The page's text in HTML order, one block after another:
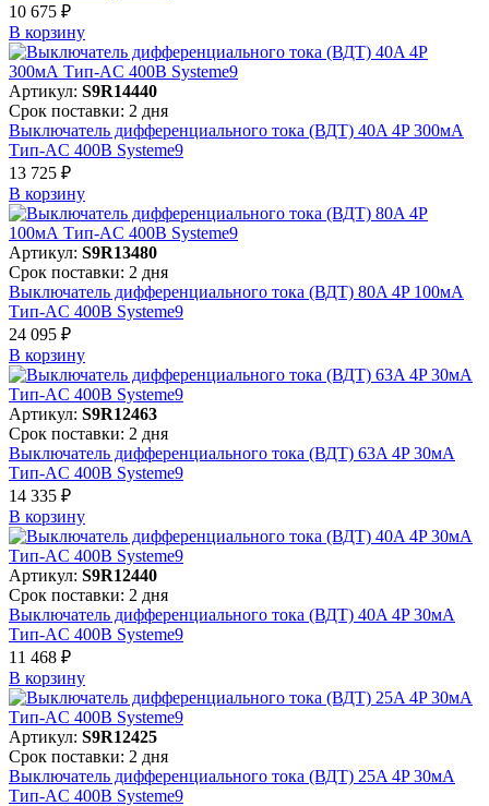
10 675 ₽
В корзинy
Артикул: S9R14440
Срок поставки: 2 дня
Выключатель дифференциального тока (ВДТ) 40A 4P 300мА
Тип-AC 400В Systeme9
13 725 ₽
В корзинy
Артикул: S9R13480
Срок поставки: 2 дня
Выключатель дифференциального тока (ВДТ) 80A 4P 100мА
Тип-AC 400В Systeme9
24 095 ₽
В корзинy
Артикул: S9R12463
Срок поставки: 2 дня
Выключатель дифференциального тока (ВДТ) 63A 4P 30мА
Тип-AC 400В Systeme9
14 335 ₽
В корзинy
Артикул: S9R12440
Срок поставки: 2 дня
Выключатель дифференциального тока (ВДТ) 40A 4P 30мА
Тип-AC 400В Systeme9
11 468 ₽
В корзинy
Артикул: S9R12425
Срок поставки: 2 дня
Выключатель дифференциального тока (ВДТ) 25A 4P 30мА
Тип-AC 400В Systeme9